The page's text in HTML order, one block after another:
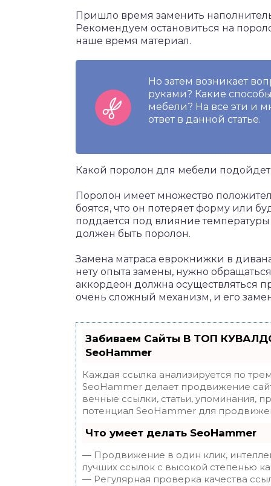
Пришло время заменить
Рекомендуем остановиться на
наше время материал.
Но затем возникает
руками? Какие
мебели? На все эти и
ответ в данной статье.
Какой поролон для мебели
Поролон имеет множество
боятся, что он потеряет форму или
поддается под влияние
должен быть поролон.
Замена матраса еврокнижки в
нету опыта замены, нужно
аккордеон должна осуществляться
очень сложный механизм, и его
Забиваем Сайты В ТОП
SeoHammer
Каждая ссылка анализируется по
SeoHammer делает продвижение
вечные ссылки, статьи, упоминания,
потенциал SeoHammer для
Что умеет делать SeoHammer
— Продвижение в один клик,
лучших ссылок с высокой степенью
— Регулярная проверка качества